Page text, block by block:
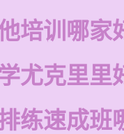
培训哪家
尤克里里
练速成班